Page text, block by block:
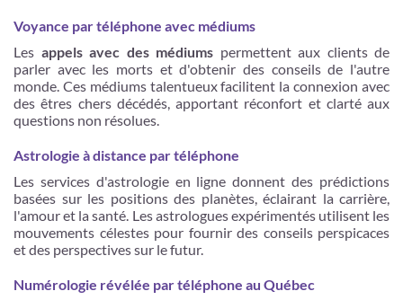
Voyance par téléphone avec médiums
Les appels avec des médiums permettent aux clients de
parler avec les morts et d'obtenir des conseils de l'autre
monde. Ces médiums talentueux facilitent la connexion avec
des êtres chers décédés, apportant réconfort et clarté aux
questions non résolues.
Astrologie à distance par téléphone
Les services d'astrologie en ligne donnent des prédictions
basées sur les positions des planètes, éclairant la carrière,
l'amour et la santé. Les astrologues expérimentés utilisent les
mouvements célestes pour fournir des conseils perspicaces
et des perspectives sur le futur.
Numérologie révélée par téléphone au Québec